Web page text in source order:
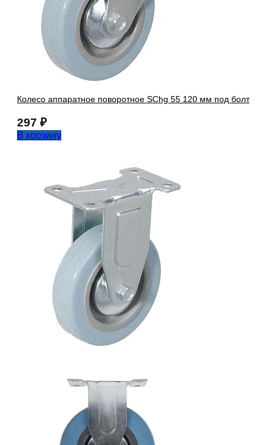
Колесо аппаратное поворотное SChg 55 120 мм под болт
297 ₽
В корзину